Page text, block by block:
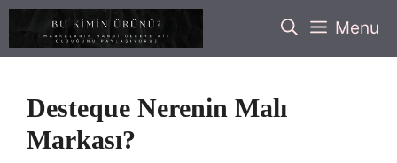
İçeriğe
Menu
Desteque Nerenin Malı
Markası?